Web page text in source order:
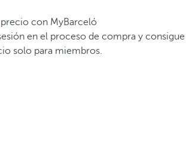
con MyBarceló
en el proceso de compra y consigue
solo para miembros.